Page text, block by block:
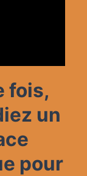
fois,
un
pour